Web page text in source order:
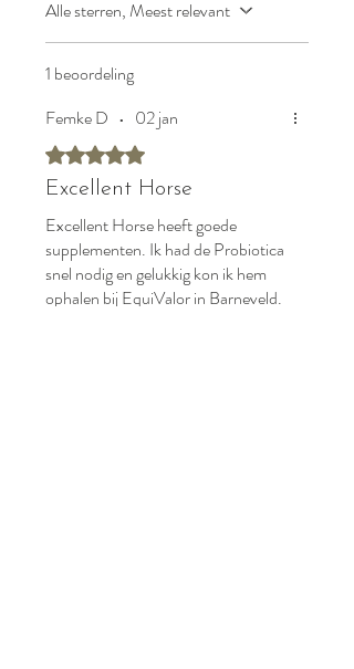
Alle sterren, Meest relevant
1 beoordeling
Femke D • 02 jan
Beoordeeld met 5 uit 5 sterren.
Excellent Horse
Excellent Horse heeft goede
supplementen. Ik had de Probiotica
snel nodig en gelukkig kon ik hem
ophalen bij EquiValor in Barneveld.